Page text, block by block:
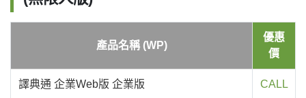
產品名稱 (WP)
優惠
價
譯典通 企業Web版 企業版 CALL